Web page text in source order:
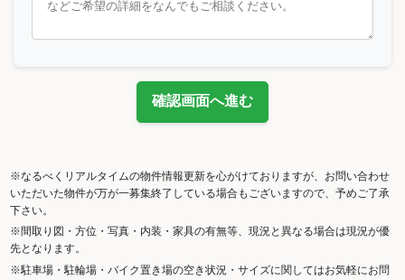
確認画面へ進む
※なるべくリアルタイムの物件情報更新を心がけておりますが、お問い合わせ
いただいた物件が万が一募集終了している場合もございますので、予めご了承
下さい。
※間取り図・方位・写真・内装・家具の有無等、現況と異なる場合は現況が優
先となります。
※駐車場・駐輪場・バイク置き場の空き状況・サイズに関してはお気軽にお問